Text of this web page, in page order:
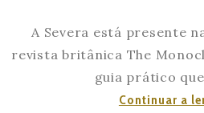
A Severa está presente
revista britânica The
guia prático
Continuar a